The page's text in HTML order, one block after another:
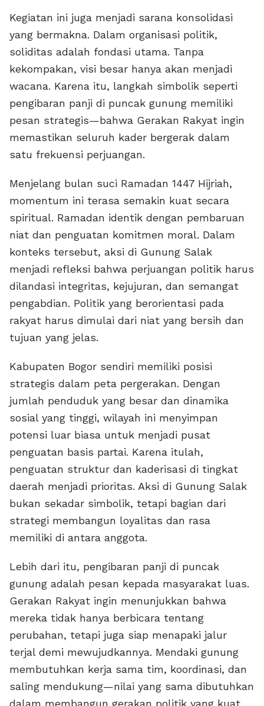
Kegiatan ini juga menjadi sarana konsolidasi
yang bermakna. Dalam organisasi politik,
soliditas adalah fondasi utama. Tanpa
kekompakan, visi besar hanya akan menjadi
wacana. Karena itu, langkah simbolik seperti
pengibaran panji di puncak gunung memiliki
pesan strategis—bahwa Gerakan Rakyat ingin
memastikan seluruh kader bergerak dalam
satu frekuensi perjuangan.
Menjelang bulan suci Ramadan 1447 Hijriah,
momentum ini terasa semakin kuat secara
spiritual. Ramadan identik dengan pembaruan
niat dan penguatan komitmen moral. Dalam
konteks tersebut, aksi di Gunung Salak
menjadi refleksi bahwa perjuangan politik harus
dilandasi integritas, kejujuran, dan semangat
pengabdian. Politik yang berorientasi pada
rakyat harus dimulai dari niat yang bersih dan
tujuan yang jelas.
Kabupaten Bogor sendiri memiliki posisi
strategis dalam peta pergerakan. Dengan
jumlah penduduk yang besar dan dinamika
sosial yang tinggi, wilayah ini menyimpan
potensi luar biasa untuk menjadi pusat
penguatan basis partai. Karena itulah,
penguatan struktur dan kaderisasi di tingkat
daerah menjadi prioritas. Aksi di Gunung Salak
bukan sekadar simbolik, tetapi bagian dari
strategi membangun loyalitas dan rasa
memiliki di antara anggota.
Lebih dari itu, pengibaran panji di puncak
gunung adalah pesan kepada masyarakat luas.
Gerakan Rakyat ingin menunjukkan bahwa
mereka tidak hanya berbicara tentang
perubahan, tetapi juga siap menapaki jalur
terjal demi mewujudkannya. Mendaki gunung
membutuhkan kerja sama tim, koordinasi, dan
saling mendukung—nilai yang sama dibutuhkan
dalam membangun gerakan politik yang kuat